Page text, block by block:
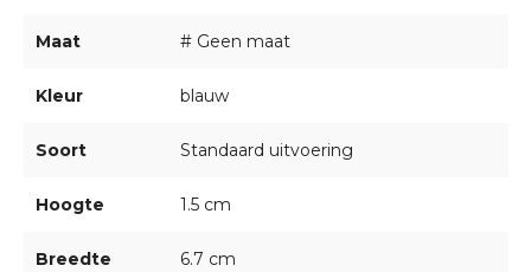
Maat # Geen maat
Kleur blauw
Soort Standaard uitvoering
Hoogte 1.5 cm
Breedte 6.7 cm